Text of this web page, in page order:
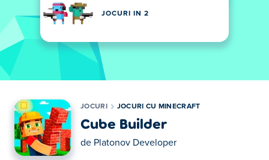
JOCURI IN 2
JOCURI JOCURI CU MINECRAFT
Cube Builder
de Platonov Developer